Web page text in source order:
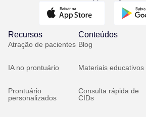
Recursos
Atração de pacientes
IA no prontuário
Prontuário
personalizados
Conteúdos
Blog
Materiais educativos
Consulta rápida de
CIDs